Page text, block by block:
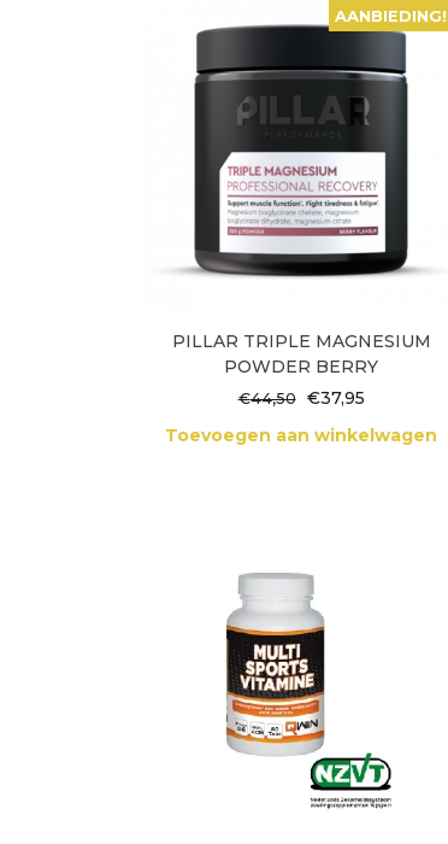
AANBIEDING!
PILLAR TRIPLE MAGNESIUM
POWDER BERRY
€44,50
Oorspronkelijke
prijs
was:
€37,95Huidige
is:
Toevoegen aan winkelwagen